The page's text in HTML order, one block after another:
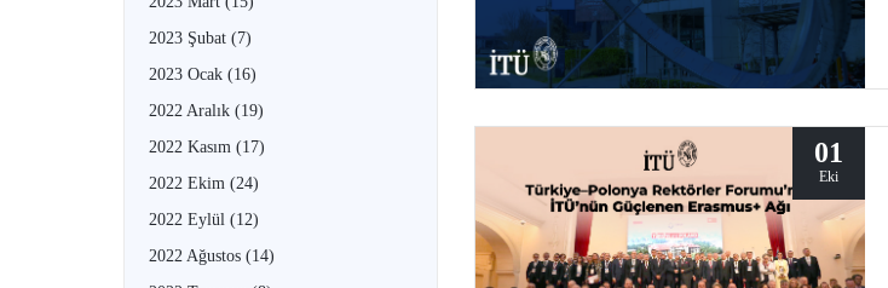
2023 Şubat (7)
2023 Ocak (16)
2022 Aralık (19)
2022 Kasım (17)
2022 Ekim (24)
2022 Eylül (12)
2022 Ağustos (14)
01
Eki